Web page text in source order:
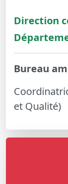
Direction
Bureau
et Qualité)